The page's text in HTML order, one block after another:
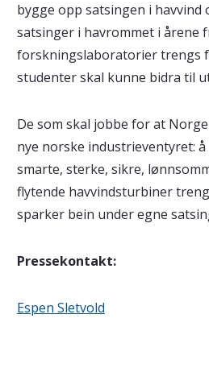
bygge opp satsingen i havvind
satsinger i havrommet i årene
forskningslaboratorier trengs
studenter skal kunne bidra til
De som skal jobbe for at
nye norske industrieventyret: å
smarte, sterke, sikre,
flytende havvindsturbiner
sparker bein under egne
Pressekontakt:
Espen Sletvold